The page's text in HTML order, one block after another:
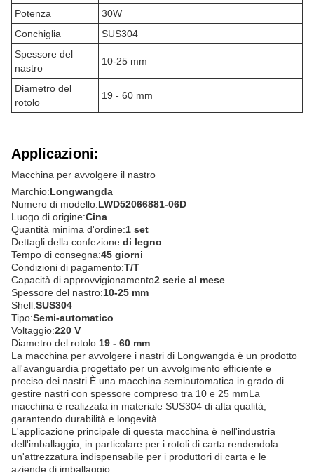
Potenza
30W
Conchiglia
SUS304
Spessore del
nastro
10-25 mm
Diametro del
rotolo
19 - 60 mm
Applicazioni:
Macchina per avvolgere il nastro
Marchio:Longwangda
Numero di modello:LWD52066881-06D
Luogo di origine:Cina
Quantità minima d'ordine:1 set
Dettagli della confezione:di legno
Tempo di consegna:45 giorni
Condizioni di pagamento:T/T
Capacità di approvvigionamento2 serie al mese
Spessore del nastro:10-25 mm
Shell:SUS304
Tipo:Semi-automatico
Voltaggio:220 V
Diametro del rotolo:19 - 60 mm
La macchina per avvolgere i nastri di Longwangda è un prodotto
all'avanguardia progettato per un avvolgimento efficiente e
preciso dei nastri.È una macchina semiautomatica in grado di
gestire nastri con spessore compreso tra 10 e 25 mmLa
macchina è realizzata in materiale SUS304 di alta qualità,
garantendo durabilità e longevità.
L'applicazione principale di questa macchina è nell'industria
dell'imballaggio, in particolare per i rotoli di carta.rendendola
un'attrezzatura indispensabile per i produttori di carta e le
aziende di imballaggio.